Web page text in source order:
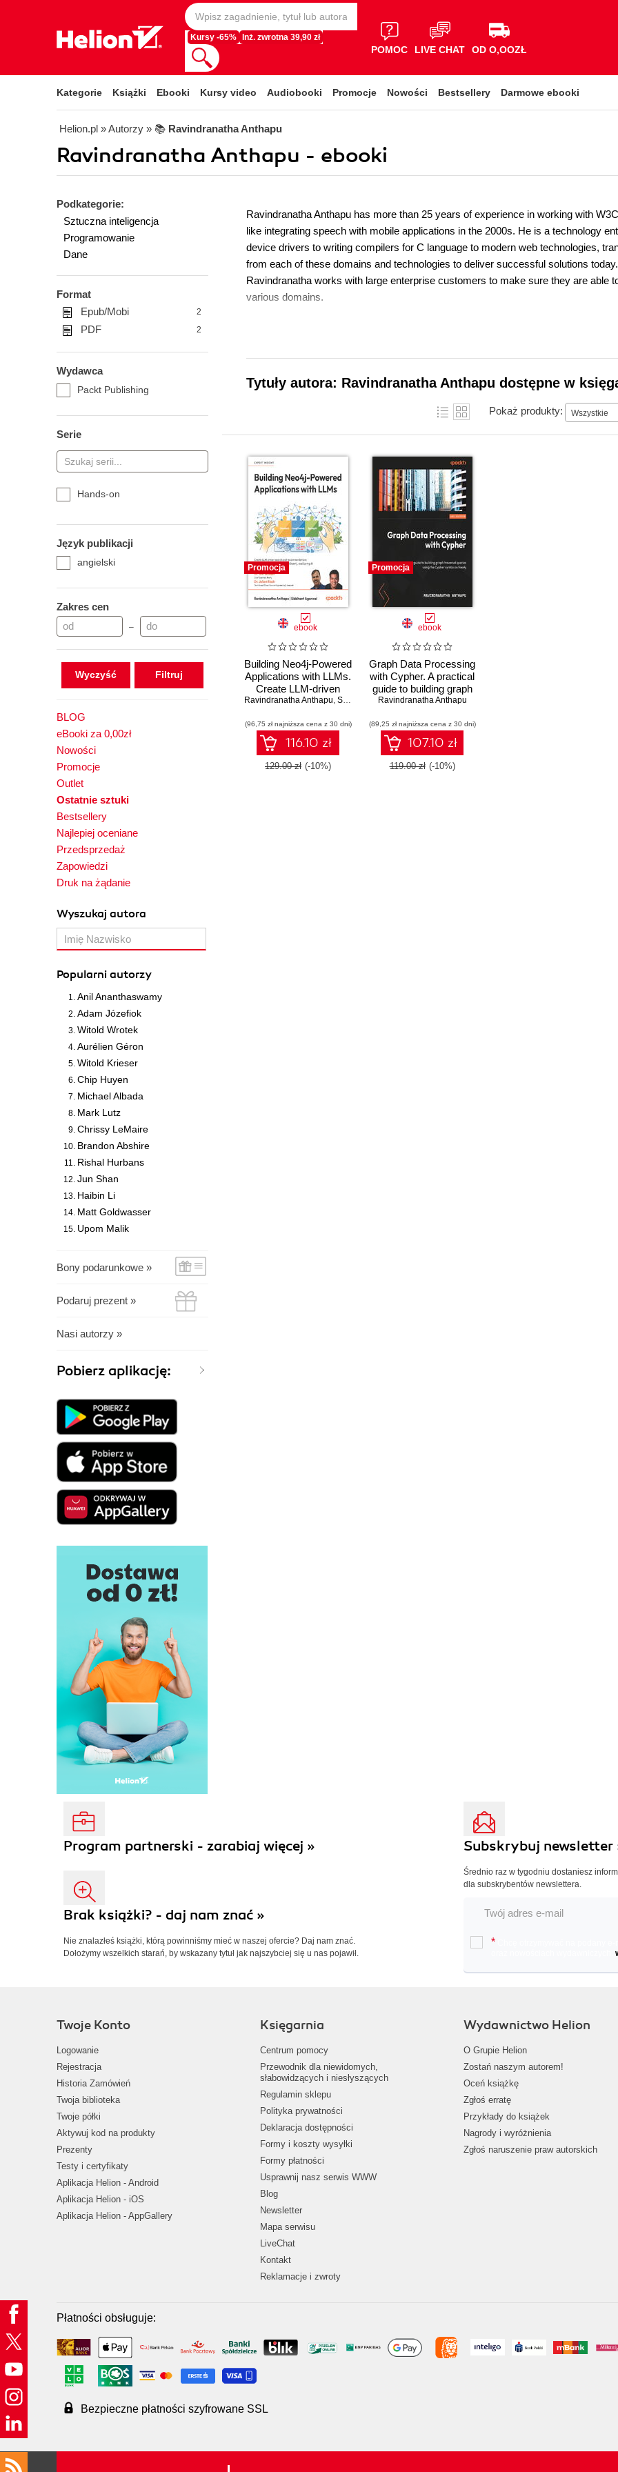
Kursy -65% Inż. zwrotna 39,90 zł
POMOC LIVE CHAT OD O,OOZŁ
Kategorie Książki Ebooki Kursy video Audiobooki Promocje Nowości Bestsellery Darmowe ebooki
Helion.pl » Autorzy » 📚 Ravindranatha Anthapu
Ravindranatha Anthapu - ebooki
Podkategorie:
Sztuczna inteligencja
Programowanie
Dane
Format
Epub/Mobi
2
PDF 2
Wydawca
Packt Publishing
Serie
Hands-on
Język publikacji
angielski
Zakres cen
–
Wyczyść
BLOG
eBooki za 0,00zł
Nowości
Promocje
Outlet
Ostatnie sztuki
Bestsellery
Najlepiej oceniane
Przedsprzedaż
Zapowiedzi
Druk na żądanie
Wyszukaj autora
Popularni autorzy
Anil Ananthaswamy
Adam Józefiok
Witold Wrotek
Aurélien Géron
Witold Krieser
Chip Huyen
Michael Albada
Mark Lutz
Chrissy LeMaire
Brandon Abshire
Rishal Hurbans
Jun Shan
Haibin Li
Matt Goldwasser
Upom Malik
Bony podarunkowe »
Podaruj prezent »
Nasi autorzy »
Pobierz aplikację:
Ravindranatha Anthapu has more than 25 years of experience in working with
like integrating speech with mobile applications in the 2000s. He is a technology
device drivers to writing compilers for C language to modern web technologies,
from each of these domains and technologies to deliver successful solutions
Ravindranatha works with large enterprise customers to make sure they are able
various domains.
Tytuły autora: Ravindranatha Anthapu dostępne w
Pokaż produkty: Wszystkie
Promocja
ebook
Building Neo4j-Powered
Applications with LLMs.
Create LLM-driven
search and
applications with
Haystack, LangChain4j,
and Spring AI
Ravindranatha Anthapu, Siddhant Agarwal ,Dr. Jim Webber,
(96,75 zł najniższa cena z 30 dni)
116.10 zł
129.00 zł (-10%)
Promocja
ebook
Graph Data Processing
with Cypher. A practical
guide to building graph
traversal queries using
Neo4j
Ravindranatha Anthapu
(89,25 zł najniższa cena z 30 dni)
107.10 zł
119.00 zł (-10%)
Program partnerski - zarabiaj więcej »
Brak książki? - daj nam znać »
Nie znalazłeś książki, którą powinniśmy mieć w naszej ofercie? Daj nam znać.
Dołożymy wszelkich starań, by wskazany tytuł jak najszybciej się u nas pojawił.
Subskrybuj newsletter
Średnio raz w tygodniu dostaniesz
dla subskrybentów newslettera.
*
Twoje Konto
Logowanie
Rejestracja
Historia Zamówień
Twoja biblioteka
Twoje półki
Aktywuj kod na produkty
Prezenty
Testy i certyfikaty
Aplikacja Helion - Android
Aplikacja Helion - iOS
Aplikacja Helion - AppGallery
Księgarnia
Centrum pomocy
Przewodnik dla niewidomych,
słabowidzących i niesłyszących
Regulamin sklepu
Polityka prywatności
Deklaracja dostępności
Formy i koszty wysyłki
Formy płatności
Usprawnij nasz serwis WWW
Blog
Newsletter
Mapa serwisu
LiveChat
Kontakt
Reklamacje i zwroty
Wydawnictwo Helion
O Grupie Helion
Zostań naszym autorem!
Oceń książkę
Zgłoś erratę
Przykłady do książek
Nagrody i wyróżnienia
Zgłoś naruszenie praw autorskich
Płatności obsługuje:
Bezpieczne płatności szyfrowane SSL